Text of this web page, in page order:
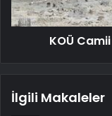
KOÜ
İlgili Makaleler